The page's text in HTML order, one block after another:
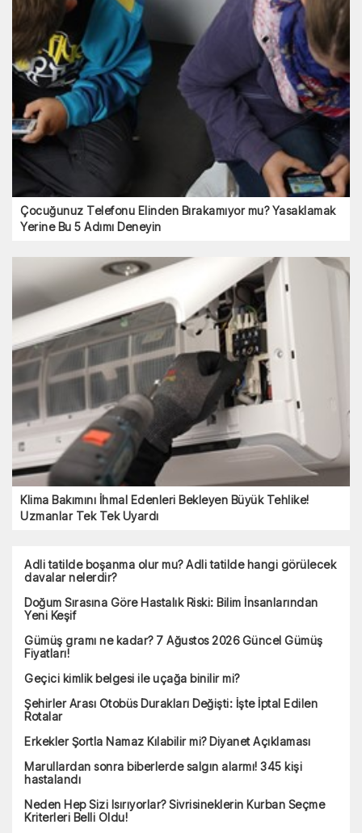
Çocuğunuz Telefonu Elinden Bırakamıyor mu? Yasaklamak
Yerine Bu 5 Adımı Deneyin
Klima Bakımını İhmal Edenleri Bekleyen Büyük Tehlike!
Uzmanlar Tek Tek Uyardı
Adli tatilde boşanma olur mu? Adli tatilde hangi görülecek
davalar nelerdir?
Doğum Sırasına Göre Hastalık Riski: Bilim İnsanlarından
Yeni Keşif
Gümüş gramı ne kadar? 7 Ağustos 2026 Güncel Gümüş
Fiyatları!
Geçici kimlik belgesi ile uçağa binilir mi?
Şehirler Arası Otobüs Durakları Değişti: İşte İptal Edilen
Rotalar
Erkekler Şortla Namaz Kılabilir mi? Diyanet Açıklaması
Marullardan sonra biberlerde salgın alarmı! 345 kişi
hastalandı
Neden Hep Sizi Isırıyorlar? Sivrisineklerin Kurban Seçme
Kriterleri Belli Oldu!